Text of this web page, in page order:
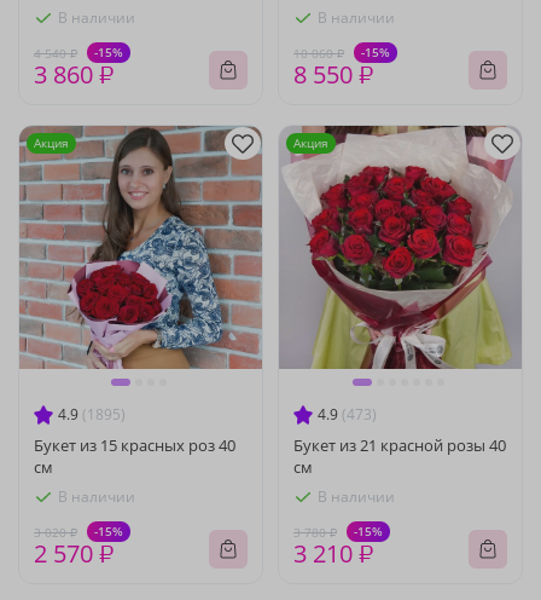
В наличии
4 540 ₽ -15%
3 860 ₽
В наличии
10 060 ₽ -15%
8 550 ₽
4.9 (1895)
Букет из 15 красных роз 40
см
В наличии
3 020 ₽ -15%
2 570 ₽
Акция
4.9 (473)
Букет из 21 красной розы 40
см
В наличии
3 780 ₽ -15%
3 210 ₽
Акция